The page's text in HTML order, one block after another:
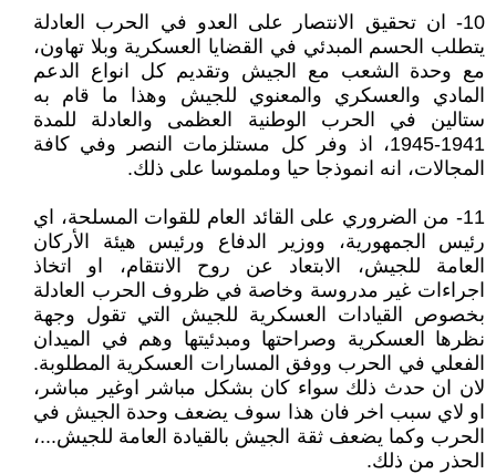
10- ان تحقيق الانتصار على العدو في الحرب العادلة
يتطلب الحسم المبدئي في القضايا العسكرية وبلا تهاون،
مع وحدة الشعب مع الجيش وتقديم كل انواع الدعم
المادي والعسكري والمعنوي للجيش وهذا ما قام به
ستالين في الحرب الوطنية العظمى والعادلة للمدة
1941-1945، اذ وفر كل مستلزمات النصر وفي كافة
المجالات، انه انموذجا حيا وملموسا على ذلك.
11- من الضروري على القائد العام للقوات المسلحة، اي
رئيس الجمهورية، ووزير الدفاع ورئيس هيئة الأركان
العامة للجيش، الابتعاد عن روح الانتقام، او اتخاذ
اجراءات غير مدروسة وخاصة في ظروف الحرب العادلة
بخصوص القيادات العسكرية للجيش التي تقول وجهة
نظرها العسكرية وصراحتها ومبدئيتها وهم في الميدان
الفعلي في الحرب ووفق المسارات العسكرية المطلوبة.
لان ان حدث ذلك سواء كان بشكل مباشر اوغير مباشر،
او لاي سبب اخر فان هذا سوف يضعف وحدة الجيش في
الحرب وكما يضعف ثقة الجيش بالقيادة العامة للجيش...،
الحذر من ذلك.